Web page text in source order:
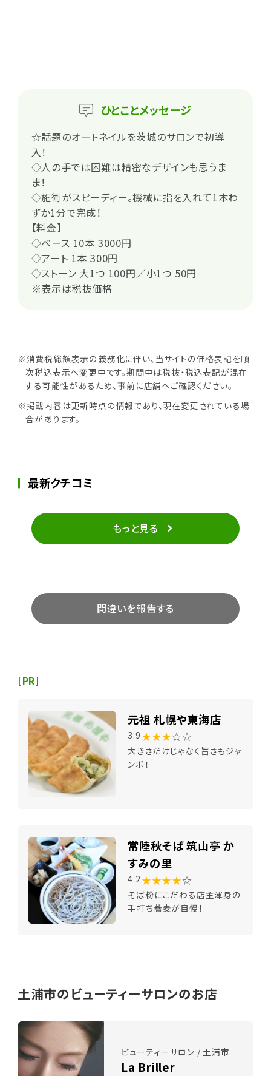
ひとことメッセージ
☆話題のオートネイルを茨城のサロンで初導
入！
◇人の手では困難は精密なデザインも思うま
ま！
◇施術がスピーディー。機械に指を入れて1本わ
ずか1分で完成！
【料金】
◇ベース 10本 3000円
◇アート 1本 300円
◇ストーン 大1つ 100円／小1つ 50円
※表示は税抜価格
※消費税総額表示の義務化に伴い、当サイトの価格表記を順
次税込表示へ変更中です。期間中は税抜・税込表記が混在
する可能性があるため、事前に店舗へご確認ください。
※掲載内容は更新時点の情報であり、現在変更されている場
合があります。
最新クチコミ
もっと見る
間違いを報告する
[PR]
元祖 札幌や東海店
3.9 ★★★☆☆
大きさだけじゃなく旨さもジャ
ンボ！
常陸秋そば 筑山亭 か
すみの里
4.2 ★★★★☆
そば粉にこだわる店主渾身の
手打ち蕎麦が自慢！
土浦市のビューティーサロンのお店
ビューティーサロン / 土浦市
La Briller